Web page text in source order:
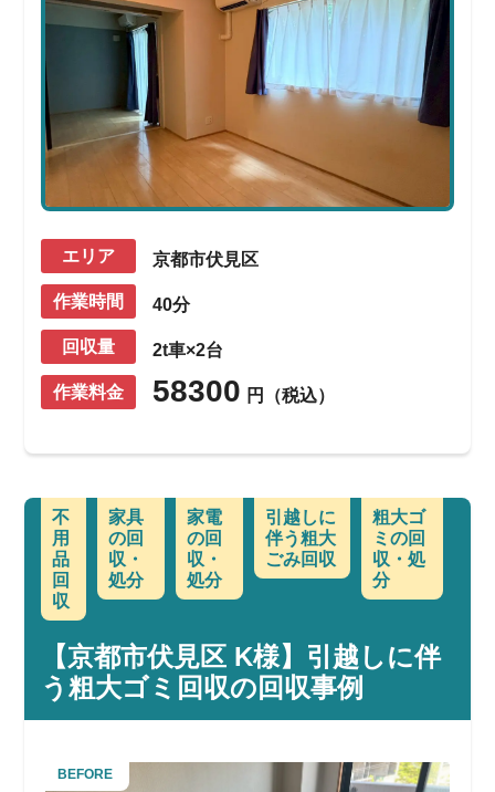
エリア 京都市伏見区
作業時間 40分
回収量 2t車×2台
作業料金 58300 円（税込）
不
用
品
回
収
家具
の回
収・
処分
家電
の回
収・
処分
引越しに
伴う粗大
ごみ回収
粗大ゴ
ミの回
収・処
分
【京都市伏見区 K様】引越しに伴
う粗大ゴミ回収の回収事例
BEFORE